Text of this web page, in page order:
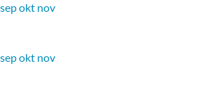
sepokt nov
sepokt nov